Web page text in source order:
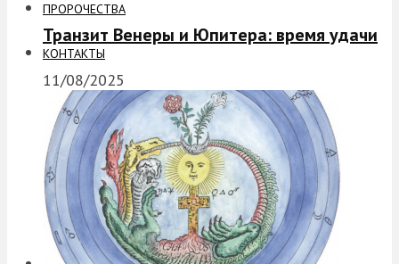
ПРОРОЧЕСТВА
КОНТАКТЫ
Транзит Венеры и Юпитера: время удачи
11/08/2025